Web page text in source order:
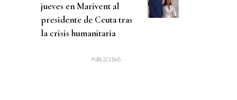
jueves en Marivent al
presidente de Ceuta tras
la crisis humanitaria